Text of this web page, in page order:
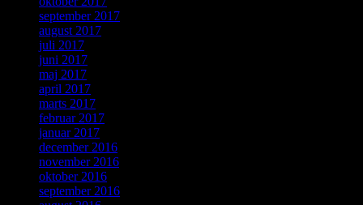
september 2017
august 2017
juli 2017
juni 2017
maj 2017
april 2017
marts 2017
februar 2017
januar 2017
december 2016
november 2016
oktober 2016
september 2016